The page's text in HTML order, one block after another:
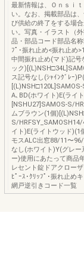
最新情報は、Ｏｎｓｉ
い。なお、掲載部品は
び供給の終了をする場
い。写真・イラスト（
品・部品コード部品名
ﾌﾟ･振れ止め<振れ止め
中間振れ止め(マド)記
ック
ス記号なし(ｼｬｲﾝｸﾞﾚｰ
A､BD(ホワイト)E(ライ
[NSHU27]SAMOS-S/
ムブラウン(1個
S/
イト)E(ライトウッド)(1
モスALC出窓88/11〜
なし(ホワイト)Y(グレ
ー)使用にあたって商品
レセント錠ドアクロー
ﾋﾟｰｽ･ｸﾘｯﾌﾟ･振れ止め
網戸逆引きコード一覧